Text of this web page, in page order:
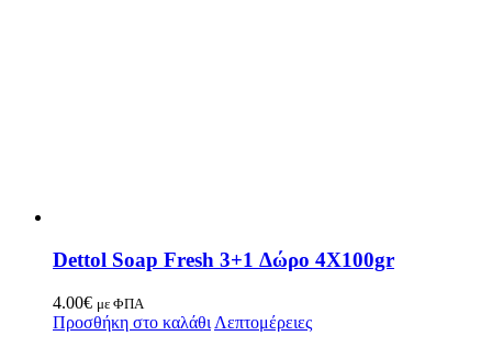
Dettol Soap Fresh 3+1 Δώρο 4X100gr
4.00€ με ΦΠΑ
Προσθήκη στο καλάθι Λεπτομέρειες